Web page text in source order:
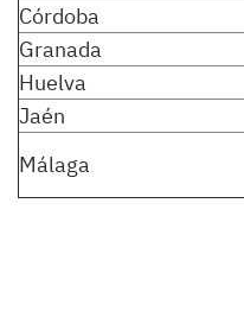
Córdoba
Granada
Huelva
Jaén
Málaga